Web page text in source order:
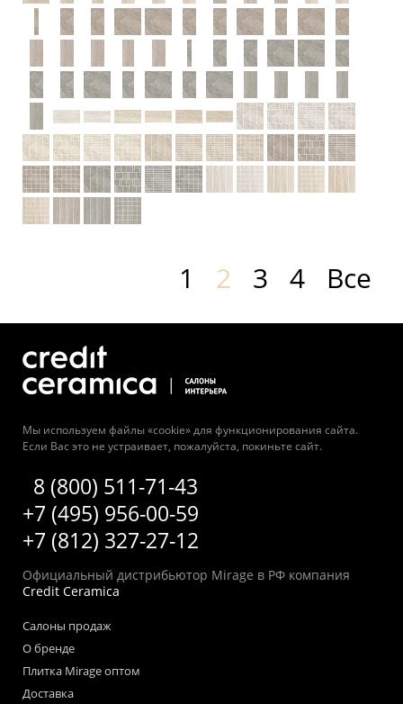
1 2 3 4 Все
Мы используем файлы «cookie» для функционирования сайта.
Если Вас это не устраивает, пожалуйста, покиньте сайт.
8 (800) 511-71-43
+7 (495) 956-00-59
+7 (812) 327-27-12
Официальный дистрибьютор Mirage в РФ компания
Credit Ceramica
Салоны продаж
О бренде
Плитка Mirage оптом
Доставка